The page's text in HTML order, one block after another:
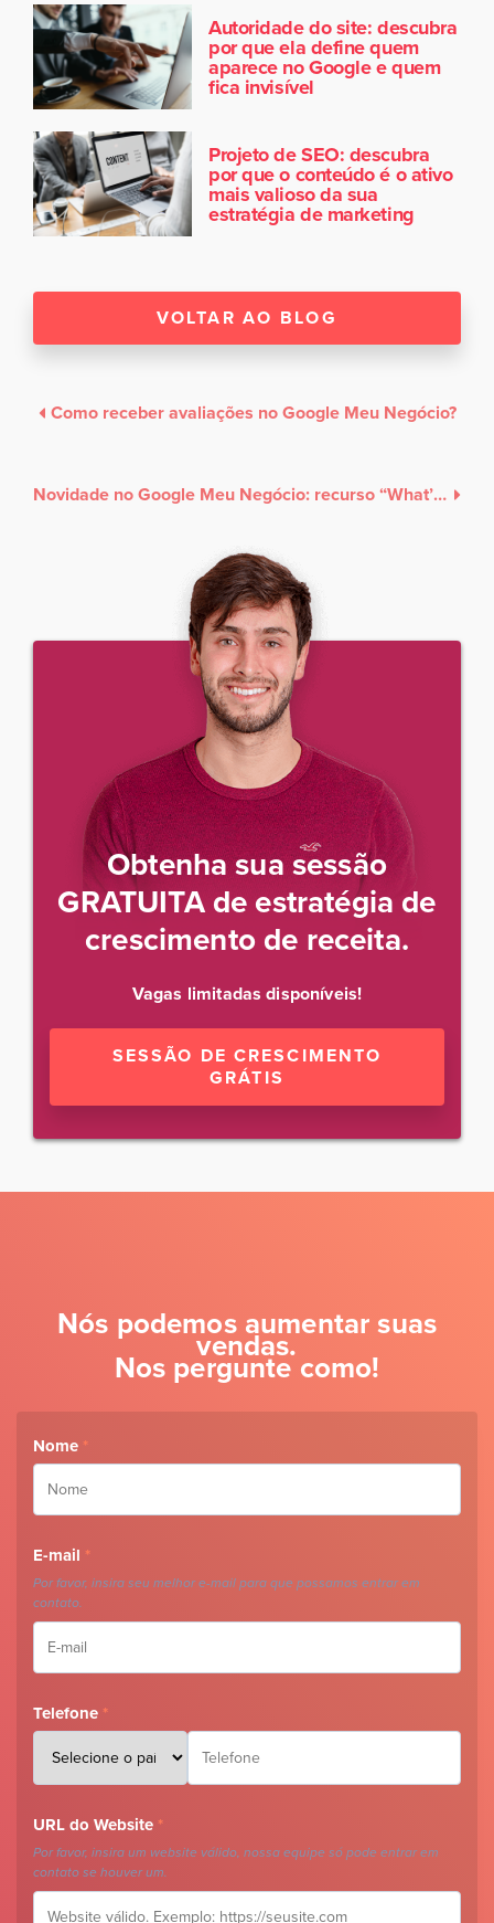
Autoridade do site: descubra
por que ela define quem
aparece no Google e quem
fica invisível
Projeto de SEO: descubra
por que o conteúdo é o ativo
mais valioso da sua
estratégia de marketing
VOLTAR AO BLOG
Como receber avaliações no Google Meu Negócio?
Novidade no Google Meu Negócio: recurso “What’s Happening” agora abrange redes de restaurantes e bares
Obtenha sua sessão
GRATUITA de estratégia de
crescimento de receita.
Vagas limitadas disponíveis!
SESSÃO DE CRESCIMENTO
GRÁTIS
Nós podemos aumentar suas
vendas.
Nos pergunte como!
Nome *
E-mail *
Por favor, insira seu melhor e-mail para que possamos entrar em
contato.
Telefone *
URL do Website *
Por favor, insira um website válido, nossa equipe só pode entrar em
contato se houver um.